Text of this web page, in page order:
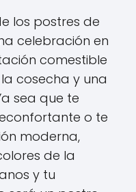
los postres de
celebración en
comestible
cosecha y una
sea que te
o te
moderna,
de la
y tu